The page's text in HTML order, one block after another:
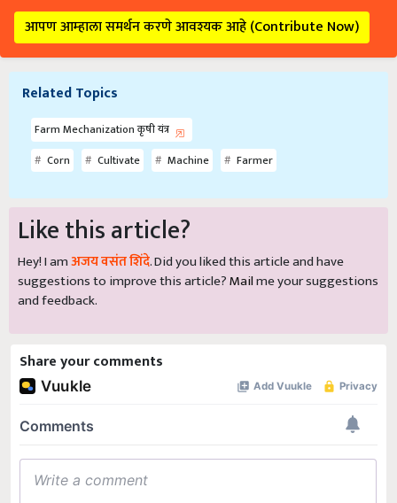
आपण आम्हाला समर्थन करणे आवश्यक आहे (Contribute Now)
Related Topics
Farm Mechanization कृषी यंत्र
Corn
Cultivate Machine Farmer
Like this article?
Hey! I amअजय वसंत शिंदे. Did you liked this article and have
suggestions to improve this article?Mailme your suggestions
and feedback.
Share your comments